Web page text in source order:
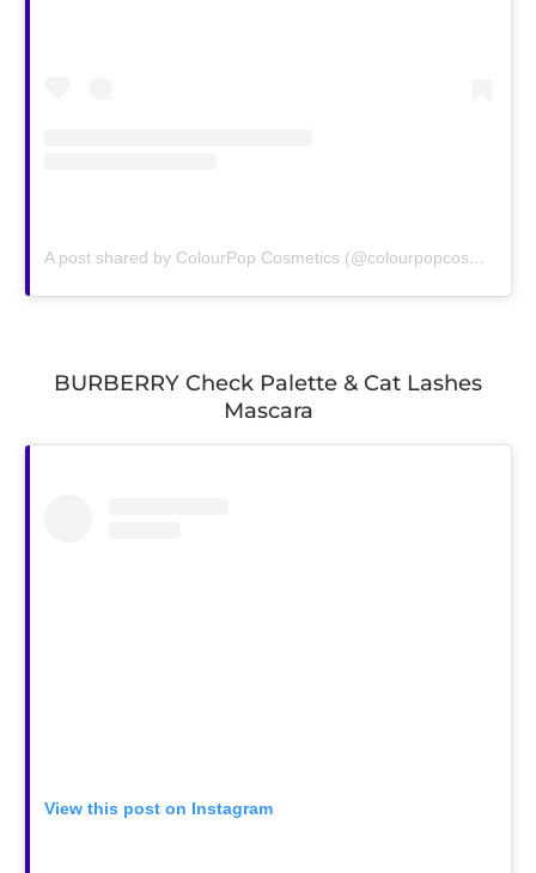
A post shared by ColourPop Cosmetics (@colourpopcosmetics)
BURBERRY Check Palette & Cat Lashes
Mascara
View this post on Instagram